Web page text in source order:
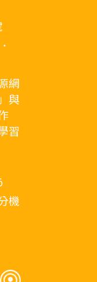
網
與
習
機